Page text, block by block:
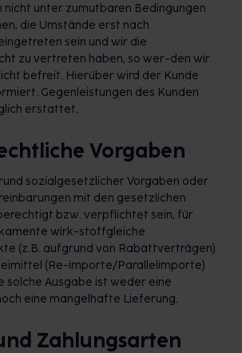
nicht unter zumutbaren Bedingungen
die Umstände erst nach
sein und wir die
zu vertreten haben, so wer-den wir
befreit. Hierüber wird der Kunde
Gegenleistungen des Kunden
erstattet.
Vorgaben
sozialgesetzlicher Vorgaben oder
mit den gesetzlichen
bzw. verpflichtet sein, für
wirk-stoffgleiche
(z.B. aufgrund von Rabattverträgen)
(Re-importe/Parallelimporte)
solche Ausgabe ist weder eine
eine mangelhafte Lieferung.
Zahlungsarten